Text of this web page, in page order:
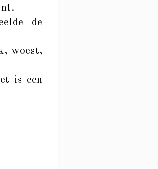
de
woest,
is een